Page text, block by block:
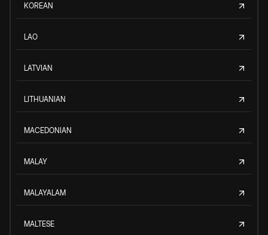
KOREAN
LAO
LATVIAN
LITHUANIAN
MACEDONIAN
MALAY
MALAYALAM
MALTESE